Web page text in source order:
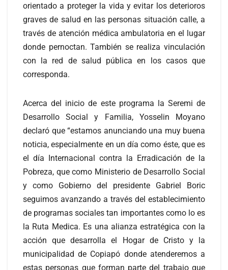
orientado a proteger la vida y evitar los deterioros
graves de salud en las personas situación calle, a
través de atención médica ambulatoria en el lugar
donde pernoctan. También se realiza vinculación
con la red de salud pública en los casos que
corresponda.
Acerca del inicio de este programa la Seremi de
Desarrollo Social y Familia, Yosselin Moyano
declaró que “estamos anunciando una muy buena
noticia, especialmente en un día como éste, que es
el día Internacional contra la Erradicación de la
Pobreza, que como Ministerio de Desarrollo Social
y como Gobierno del presidente Gabriel Boric
seguimos avanzando a través del establecimiento
de programas sociales tan importantes como lo es
la Ruta Medica. Es una alianza estratégica con la
acción que desarrolla el Hogar de Cristo y la
municipalidad de Copiapó donde atenderemos a
estas personas que forman parte del trabajo que